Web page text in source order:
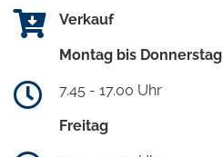
Verkauf
Montag bis Donnerstag
7.45 - 17.00 Uhr
Freitag